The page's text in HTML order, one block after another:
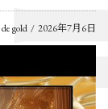
de gold 2026年7月6日